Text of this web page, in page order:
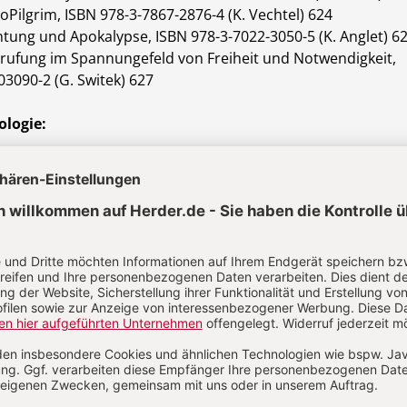
ISBN 978-3-7867-2876-4 (K. Vechtel) 624
und Apokalypse, ISBN 978-3-7022-3050-5 (K. Anglet)
im Spannungefeld von Freiheit und Notwendigkeit,
2 (G. Switek) 627
628
Gesundheit - Ethik - Politik, ISBN 3-402-00601-4 (A.
Führen von Sozialleistungsunternehmen, ISBN 978-
631